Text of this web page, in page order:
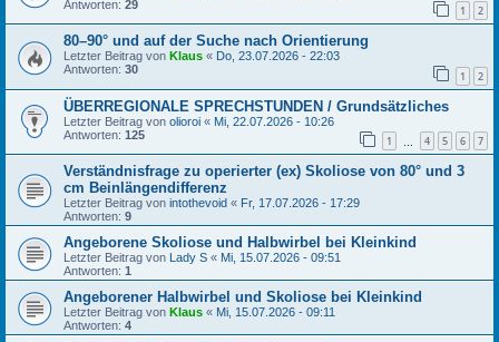
Antworten: 29 1 2
80–90° und auf der Suche nach Orientierung
Letzter Beitrag von Klaus « Do, 23.07.2026 - 22:03
Antworten: 30 1 2
ÜBERREGIONALE SPRECHSTUNDEN / Grundsätzliches
Letzter Beitrag von olioroi « Mi, 22.07.2026 - 10:26
Antworten: 125 1 4 5 6 7
Verständnisfrage zu operierter (ex) Skoliose von 80° und 3
cm Beinlängendifferenz
Letzter Beitrag von intothevoid « Fr, 17.07.2026 - 17:29
Antworten: 9
Angeborene Skoliose und Halbwirbel bei Kleinkind
Letzter Beitrag von Lady S « Mi, 15.07.2026 - 09:51
Antworten: 1
Angeborener Halbwirbel und Skoliose bei Kleinkind
Letzter Beitrag von Klaus « Mi, 15.07.2026 - 09:11
Antworten: 4